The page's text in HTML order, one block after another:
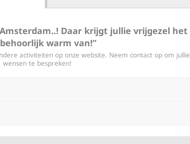
Daar krijgt jullie vrijgezel het
warm van!”
activiteiten op onze website. Neem contact op om jullie
wensen te bespreken!